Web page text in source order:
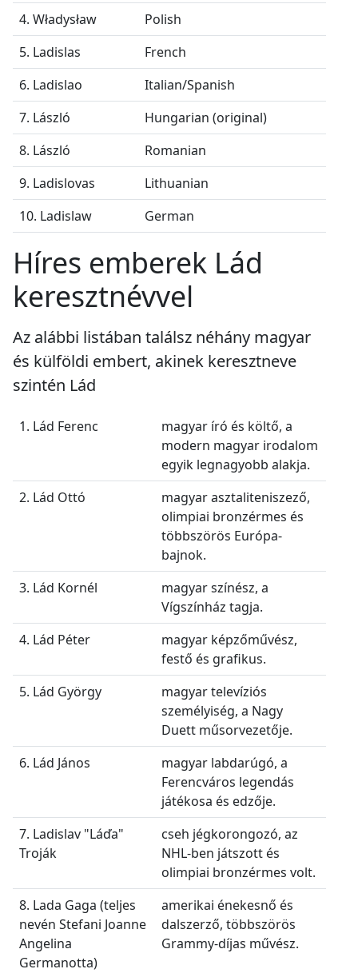
4. Władysław
Polish
5. Ladislas
French
6. Ladislao
Italian/Spanish
7. László
Hungarian (original)
8. László
Romanian
9. Ladislovas
Lithuanian
10. Ladislaw
German
Híres emberek Lád
keresztnévvel
Az alábbi listában találsz néhány magyar
és külföldi embert, akinek keresztneve
szintén Lád
1. Lád Ferenc
magyar író és költő, a
modern magyar irodalom
egyik legnagyobb alakja.
2. Lád Ottó
magyar asztaliteniszező,
olimpiai bronzérmes és
többszörös Európa-
bajnok.
3. Lád Kornél
magyar színész, a
Vígszínház tagja.
4. Lád Péter
magyar képzőművész,
festő és grafikus.
5. Lád György
magyar televíziós
személyiség, a Nagy
Duett műsorvezetője.
6. Lád János
magyar labdarúgó, a
Ferencváros legendás
játékosa és edzője.
7. Ladislav "Láďa"
Troják
cseh jégkorongozó, az
NHL-ben játszott és
olimpiai bronzérmes volt.
8. Lada Gaga (teljes
nevén Stefani Joanne
Angelina
Germanotta)
amerikai énekesnő és
dalszerző, többszörös
Grammy-díjas művész.